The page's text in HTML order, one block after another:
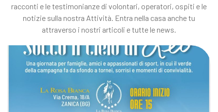
racconti e le testimonianze di volontari, operatori, ospiti e le
notizie sulla nostra Attività. Entra nella casa anche tu
attraverso i nostri articoli e tutte le news.